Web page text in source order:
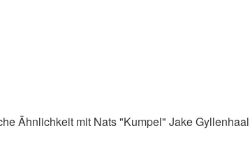
Ähnlichkeit mit Nats "Kumpel" Jake